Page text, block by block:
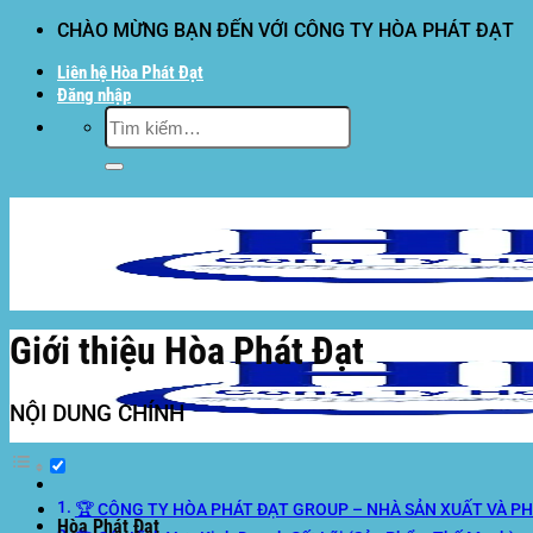
dung
CHÀO MỪNG BẠN ĐẾN VỚI CÔNG TY HÒA PHÁT ĐẠT
Liên hệ Hòa Phát Đạt
Đăng nhập
Tìm
kiếm:
Hòa Phát Đạt
Giới thiệu Hòa Phát Đạt
NỘI DUNG CHÍNH
🏆 CÔNG TY HÒA PHÁT ĐẠT GROUP – NHÀ SẢN XUẤT VÀ